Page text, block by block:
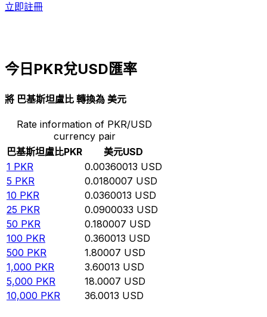
立即註冊
今日PKR兌USD匯率
將 巴基斯坦盧比 轉換為 美元
Rate information of PKR/USD
currency pair
巴基斯坦盧比PKR 美元USD
1 PKR 0.00360013 USD
5 PKR 0.0180007 USD
10 PKR 0.0360013 USD
25 PKR 0.0900033 USD
50 PKR 0.180007 USD
100 PKR 0.360013 USD
500 PKR 1.80007 USD
1,000 PKR 3.60013 USD
5,000 PKR 18.0007 USD
10,000 PKR 36.0013 USD